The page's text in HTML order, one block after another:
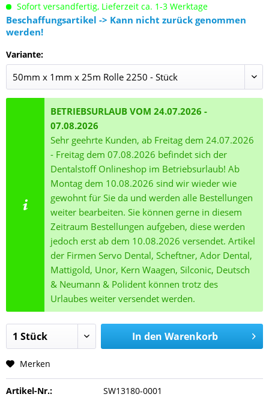
Sofort versandfertig, Lieferzeit ca. 1-3 Werktage
Beschaffungsartikel -> Kann nicht zurück genommen
werden!
Variante:
BETRIEBSURLAUB VOM 24.07.2026 -
07.08.2026
Sehr geehrte Kunden, ab Freitag dem 24.07.2026
- Freitag dem 07.08.2026 befindet sich der
Dentalstoff Onlineshop im Betriebsurlaub! Ab
Montag dem 10.08.2026 sind wir wieder wie
gewohnt für Sie da und werden alle Bestellungen
weiter bearbeiten. Sie können gerne in diesem
Zeitraum Bestellungen aufgeben, diese werden
jedoch erst ab dem 10.08.2026 versendet. Artikel
der Firmen Servo Dental, Scheftner, Ador Dental,
Mattigold, Unor, Kern Waagen, Silconic, Deutsch
& Neumann & Polident können trotz des
Urlaubes weiter versendet werden.
In den Warenkorb
Merken
Artikel-Nr.:
SW13180-0001